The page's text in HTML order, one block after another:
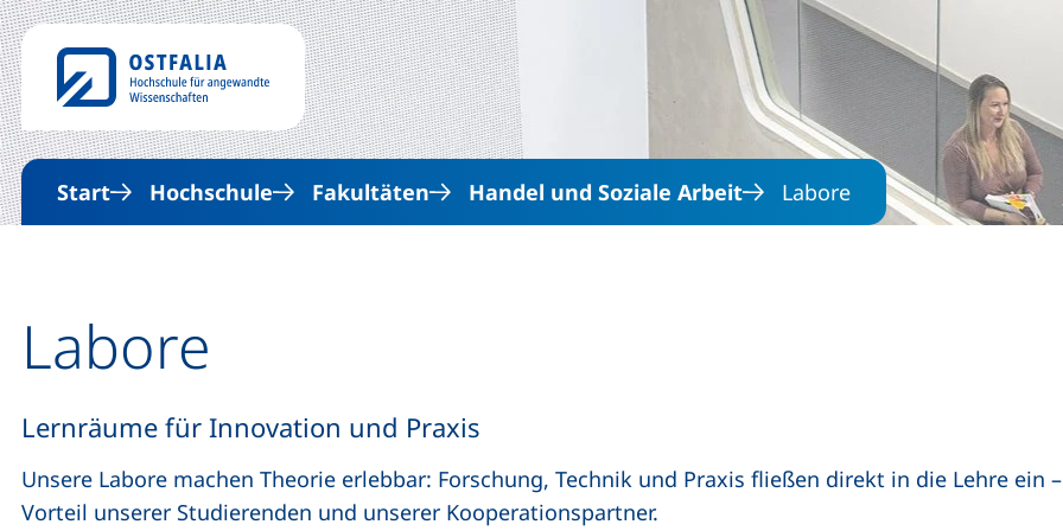
Direkt zum Inhalt
Start Hochschule Fakultäten Handel und Soziale Arbeit Labore
Labore
Lernräume für Innovation und Praxis
Unsere Labore machen Theorie erlebbar: Forschung, Technik und Praxis fließen direkt in die Lehre ein
Vorteil unserer Studierenden und unserer Kooperationspartner.